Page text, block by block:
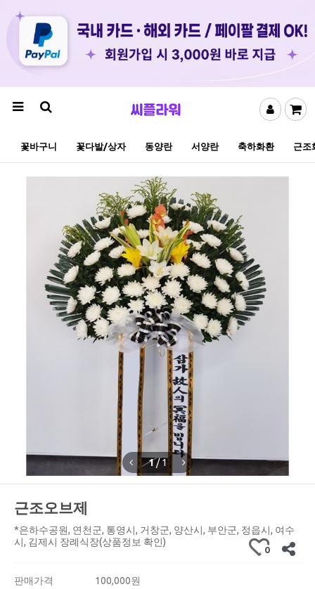
꽃바구니 꽃다발/상자 동양란 서양란 축하화환 근조
1/1
근조오브제
*은하수공원, 연천군, 통영시, 거창군, 양산시, 부안군, 정읍시, 여수
시, 김제시 장례식장(상품정보 확인)
0
판매가격 100,000원